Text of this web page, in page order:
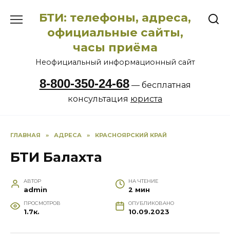
содержанию
БТИ: телефоны, адреса,
официальные сайты,
часы приёма
Неофициальный информационный сайт
8-800-350-24-68— бесплатная
консультация юриста
ГЛАВНАЯ » АДРЕСА » КРАСНОЯРСКИЙ КРАЙ
БТИ Балахта
АВТОР
admin
НА ЧТЕНИЕ
2 мин
ПРОСМОТРОВ
1.7к.
ОПУБЛИКОВАНО
10.09.2023